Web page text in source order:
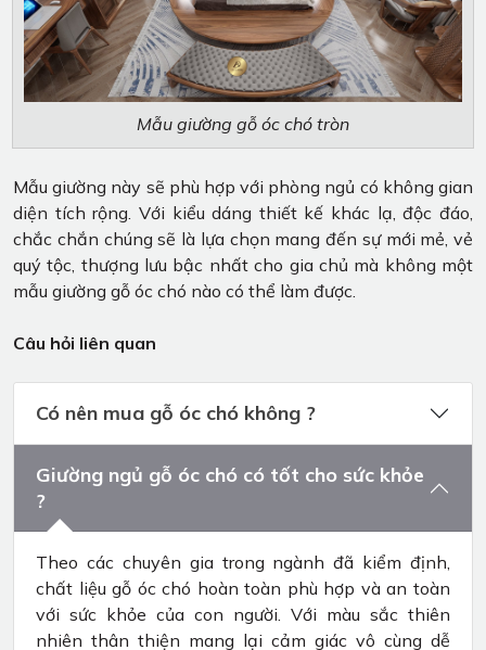
Mẫu giường gỗ óc chó tròn
Mẫu giường này sẽ phù hợp với phòng ngủ có không gian
diện tích rộng. Với kiểu dáng thiết kế khác lạ, độc đáo,
chắc chắn chúng sẽ là lựa chọn mang đến sự mới mẻ, vẻ
quý tộc, thượng lưu bậc nhất cho gia chủ mà không một
mẫu giường gỗ óc chó nào có thể làm được.
Câu hỏi liên quan
Có nên mua gỗ óc chó không ?
Giường ngủ gỗ óc chó có tốt cho sức khỏe
?
Theo các chuyên gia trong ngành đã kiểm định,
chất liệu gỗ óc chó hoàn toàn phù hợp và an toàn
với sức khỏe của con người. Với màu sắc thiên
nhiên thân thiện mang lại cảm giác vô cùng dễ